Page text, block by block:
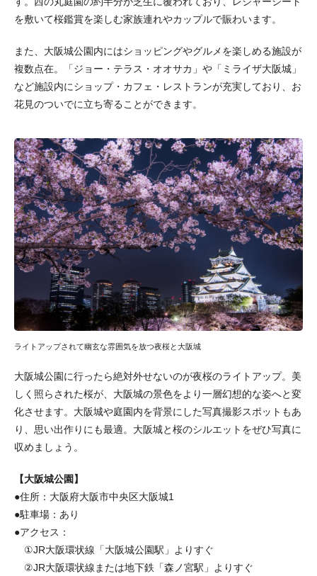
を敷いて桜鑑賞を楽しむ家族連れやカップルで賑わいます。
また、大阪城公園内にはショッピングやグルメを楽しめる施設が
複数点在。「ジョー・テラス・オオサカ」や「ミライザ大阪城」
など施設内にショップ・カフェ・レストランが充実しており、お
花見のついでに立ち寄ることができます。
ライトアップされて幽玄な雰囲気を放つ夜桜と大阪城
大阪城公園に行ったら絶対外せないのが夜桜のライトアップ。美
しく照らされた桜が、大阪城の景色をより一層幻想的な姿へと変
化させます。大阪城や庭園内を背景にした写真撮影スポットもあ
り、思い出作りにも最適。大阪城と桜のシルエットをぜひ写真に
収めましょう。
【大阪城公園】
●住所：大阪府大阪市中央区大阪城1
●駐車場：あり
●アクセス：
①JR大阪環状線「大阪城公園駅」よりすぐ
②JR大阪環状線または地下鉄「森ノ宮駅」よりすぐ